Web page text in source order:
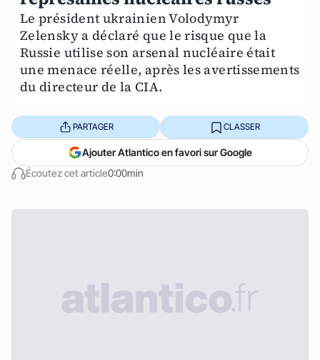
Le président ukrainien Volodymyr
Zelensky a déclaré que le risque que la
Russie utilise son arsenal nucléaire était
une menace réelle, après les avertissements
du directeur de la CIA.
Écoutez cet article0:00min
PARTAGER CLASSER
Ajouter Atlantico en favori sur Google